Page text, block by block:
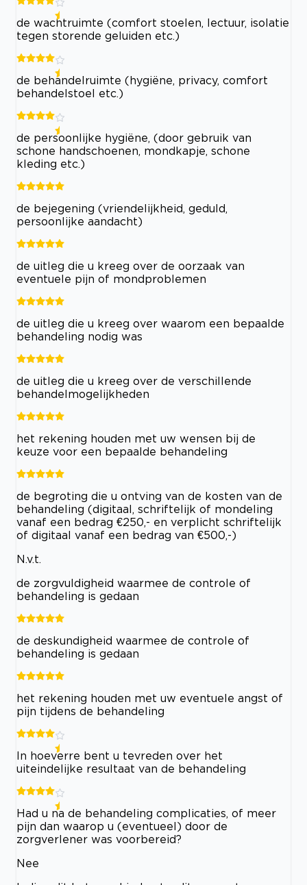
de wachtruimte (comfort stoelen, lectuur, isolatie
tegen storende geluiden etc.)
de behandelruimte (hygiëne, privacy, comfort
behandelstoel etc.)
de persoonlijke hygiëne, (door gebruik van
schone handschoenen, mondkapje, schone
kleding etc.)
de bejegening (vriendelijkheid, geduld,
persoonlijke aandacht)
de uitleg die u kreeg over de oorzaak van
eventuele pijn of mondproblemen
de uitleg die u kreeg over waarom een bepaalde
behandeling nodig was
de uitleg die u kreeg over de verschillende
behandelmogelijkheden
het rekening houden met uw wensen bij de
keuze voor een bepaalde behandeling
de begroting die u ontving van de kosten van de
behandeling (digitaal, schriftelijk of mondeling
vanaf een bedrag €250,- en verplicht schriftelijk
of digitaal vanaf een bedrag van €500,-)
N.v.t.
de zorgvuldigheid waarmee de controle of
behandeling is gedaan
de deskundigheid waarmee de controle of
behandeling is gedaan
het rekening houden met uw eventuele angst of
pijn tijdens de behandeling
In hoeverre bent u tevreden over het
uiteindelijke resultaat van de behandeling
Had u na de behandeling complicaties, of meer
pijn dan waarop u (eventueel) door de
zorgverlener was voorbereid?
Nee